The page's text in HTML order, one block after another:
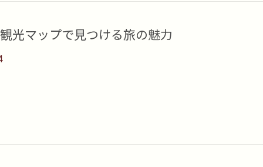
光マップで見つける旅の魅力